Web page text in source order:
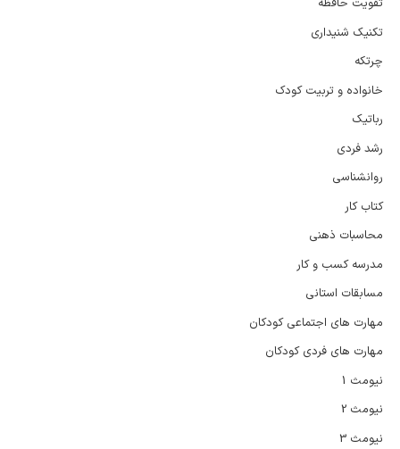
تقویت حافظه
تکنیک شنیداری
چرتکه
خانواده و تربیت کودک
رباتیک
رشد فردی
روانشناسی
کتاب کار
محاسبات ذهنی
مدرسه کسب و کار
مسابقات استانی
مهارت های اجتماعی کودکان
مهارت های فردی کودکان
نیومث 1
نیومث 2
نیومث 3